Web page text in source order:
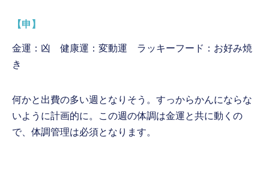
【申】
金運：凶 健康運：変動運 ラッキーフード：お好み焼
き
何かと出費の多い週となりそう。すっからかんにならな
いように計画的に。この週の体調は金運と共に動くの
で、体調管理は必須となります。